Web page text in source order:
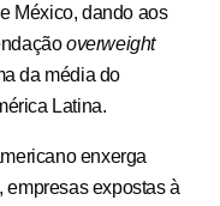
México, dando aos
overweight
da média do
Latina.
enxerga
expostas à